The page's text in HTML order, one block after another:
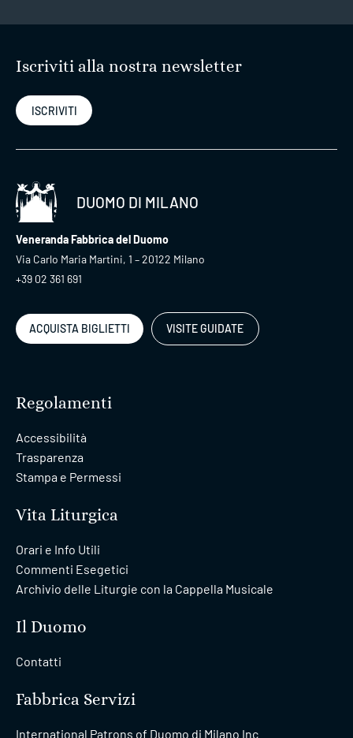
Iscriviti alla nostra newsletter
ISCRIVITI
DUOMO DI MILANO
Veneranda Fabbrica del Duomo
Via Carlo Maria Martini, 1 – 20122 Milano
+39 02 361 691
ACQUISTA BIGLIETTI VISITE GUIDATE
Regolamenti
Accessibilità
Trasparenza
Stampa e Permessi
Vita Liturgica
Orari e Info Utili
Commenti Esegetici
Archivio delle Liturgie con la Cappella Musicale
Il Duomo
Contatti
Fabbrica Servizi
International Patrons of Duomo di Milano Inc.